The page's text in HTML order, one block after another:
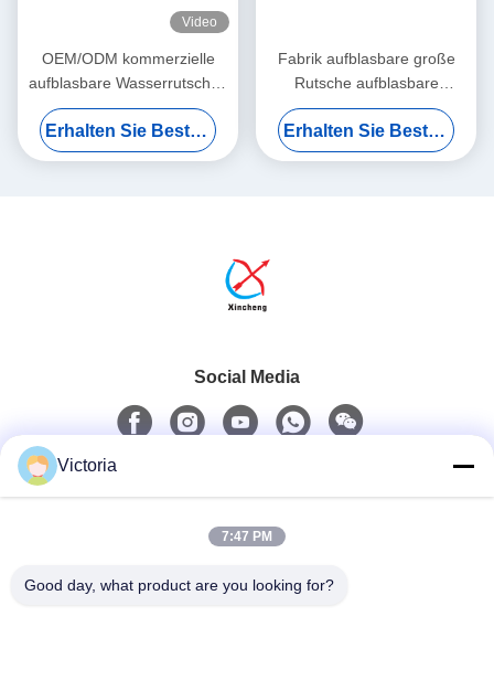
Video
OEM/ODM kommerzielle
aufblasbare Wasserrutschen
aufblasbare Wasserrutsche
mit Pool
Erhalten Sie Besten Preis
Fabrik aufblasbare große
Rutsche aufblasbare
doppelte Wasserrutschen
gekrümmte Rutsche
Erwachsene
Erhalten Sie Besten Preis
Social Media
0086-13711630819
Victoria
7:47 PM
Good day, what product are you looking for?